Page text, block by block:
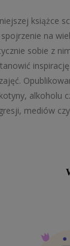
książce
na
sobie z
alkoholu
mediów